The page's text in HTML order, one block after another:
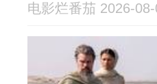
电影烂番茄 2026-08-